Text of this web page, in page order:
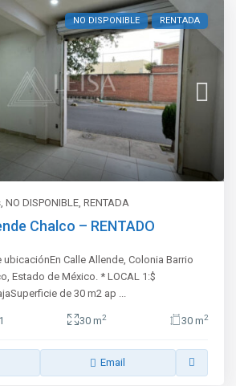
NO DISPONIBLE RENTADA
,NO DISPONIBLE,RENTADA
Chalco – RENTADO
Calle Allende, Colonia Barrio
Estado de México. * LOCAL 1:$
de 30 m2 ap ...
1 30 m2 30 m2
Email